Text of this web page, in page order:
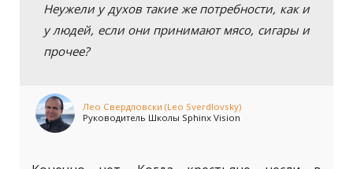
Неужели у духов такие же потребности, как и
у людей, если они принимают мясо, сигары и
прочее?
Лео Свердловски (Leo Sverdlovsky)
Руководитель Школы Sphinx Vision